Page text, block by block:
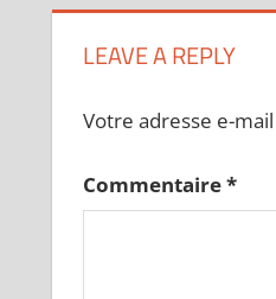
LEAVE A REPLY
Votre adresse e-
Commentaire*